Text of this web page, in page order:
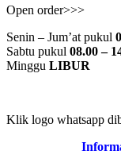
Open order>>>
Senin – Jum’at pukul
Sabtu pukul 08.00 –
Minggu LIBUR
Klik logo whatsapp